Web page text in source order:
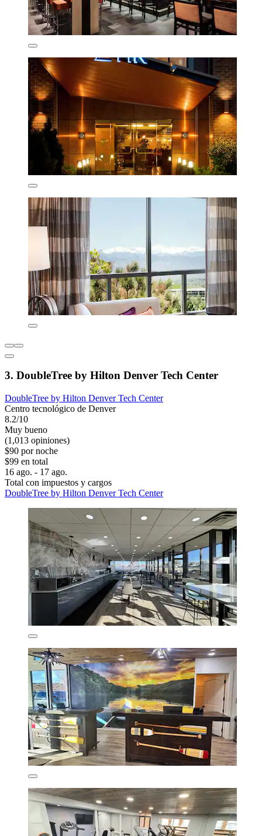
3. DoubleTree by Hilton Denver Tech Center
DoubleTree by Hilton Denver Tech Center
Centro tecnológico de Denver
8.2/10
Muy bueno
(1,013 opiniones)
$90 por noche
$99 en total
16 ago. - 17 ago.
Total con impuestos y cargos
DoubleTree by Hilton Denver Tech Center